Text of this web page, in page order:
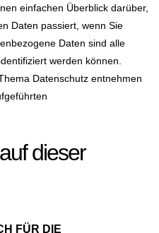
einfachen Überblick darüber,
Daten passiert, wenn Sie
Daten sind alle
werden können.
Datenschutz entnehmen
dieser
FÜR DIE